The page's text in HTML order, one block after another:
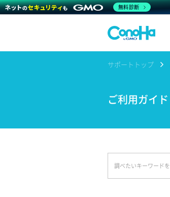
サポートトップ
ご利用ガイド
無料診断